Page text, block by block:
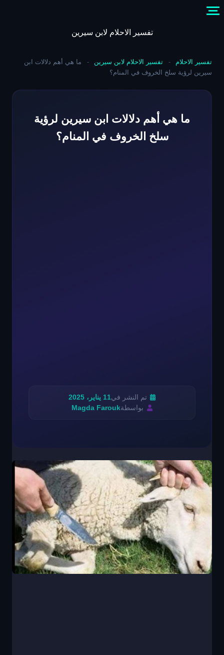
content
تفسير الاحلام لابن سيرين
تفسير الاحلام - تفسير الاحلام لابن سيرين -
ما هي أهم دلالات ابن
سيرين لرؤية سلخ الخروف في المنام؟
ما هي أهم دلالات ابن سيرين لرؤية
سلخ الخروف في المنام؟
تم النشر في11 يناير، 2025
بواسطةMagda Farouk